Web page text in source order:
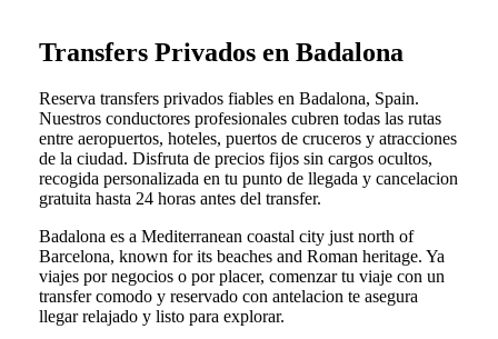
Transfers Privados en Badalona
Reserva transfers privados fiables en Badalona, Spain.
Nuestros conductores profesionales cubren todas las rutas
entre aeropuertos, hoteles, puertos de cruceros y atracciones
de la ciudad. Disfruta de precios fijos sin cargos ocultos,
recogida personalizada en tu punto de llegada y cancelacion
gratuita hasta 24 horas antes del transfer.
Badalona es a Mediterranean coastal city just north of
Barcelona, known for its beaches and Roman heritage. Ya
viajes por negocios o por placer, comenzar tu viaje con un
transfer comodo y reservado con antelacion te asegura
llegar relajado y listo para explorar.